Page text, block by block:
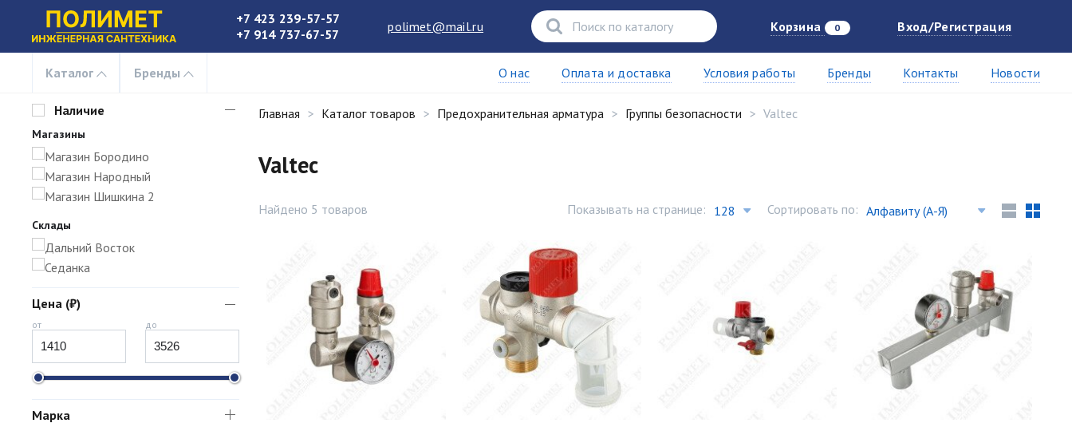
+7 423 239-57-57
+7 914 737-67-57
polimet@mail.ru Корзина 0 Вход/Регистрация
Каталог Бренды О нас Оплата и доставка Условия работы Бренды Контакты Новости
Наличие
Магазины
Магазин Бородино
Магазин Народный
Магазин Шишкина 2
Склады
Дальний Восток
Седанка
Цена (₽)
от до
Марка
Главная Каталог товаров Предохранительная арматура Группы безопасности Valtec
Valtec
Найдено 5 товаров Показывать на странице: Сортировать по: